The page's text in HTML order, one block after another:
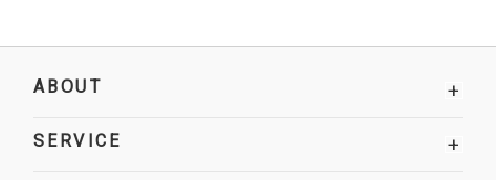
ABOUT +
SERVICE +